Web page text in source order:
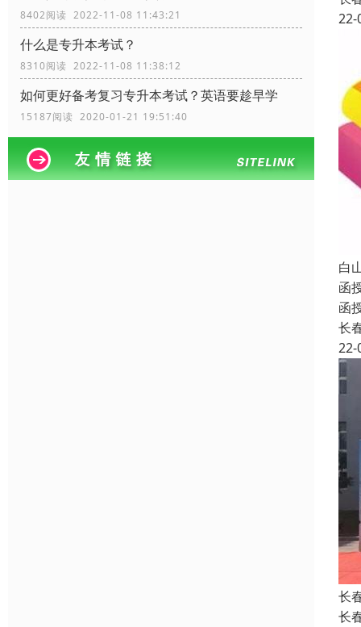
8402阅读 2022-11-08 11:43:21
什么是专升本考试？
8310阅读 2022-11-08 11:38:12
如何更好备考复习专升本考试？英语要趁早学
15187阅读 2020-01-21 19:51:40
22-
白
函
函
长
22-
长
长